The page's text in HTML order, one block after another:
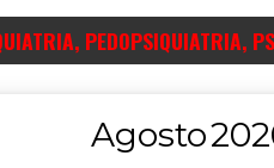
PEDOPSIQUIATRIA,
Agosto